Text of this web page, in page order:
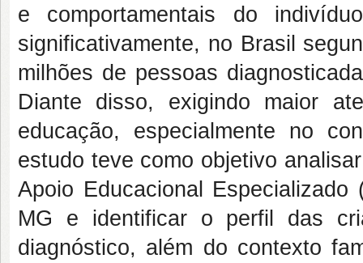
e comportamentais do
significativamente, no Brasil
milhões de pessoas
Diante disso, exigindo maior
educação, especialmente no
estudo teve como objetivo
Apoio Educacional
MG e identificar o perfil das
diagnóstico, além do contexto